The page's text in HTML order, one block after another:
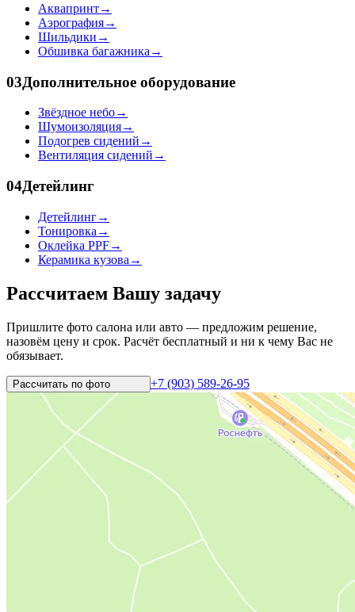
Аквапринт→
Аэрография→
Шильдики →
Обшивка багажника →
03Дополнительное оборудование
Звёздное небо→
Шумоизоляция→
Подогрев сидений →
Вентиляция сидений →
04Детейлинг
Детейлинг→
Тонировка →
Оклейка PPF→
Керамика кузова →
Рассчитаем Вашу задачу
Пришлите фото салона или авто — предложим решение,
назовём цену и срок. Расчёт бесплатный и ни к чему Вас не
обязывает.
Рассчитать по фото +7 (903) 589-26-95